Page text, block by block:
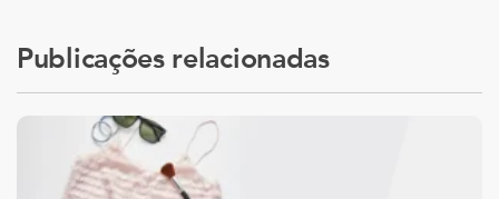
Publicações relacionadas